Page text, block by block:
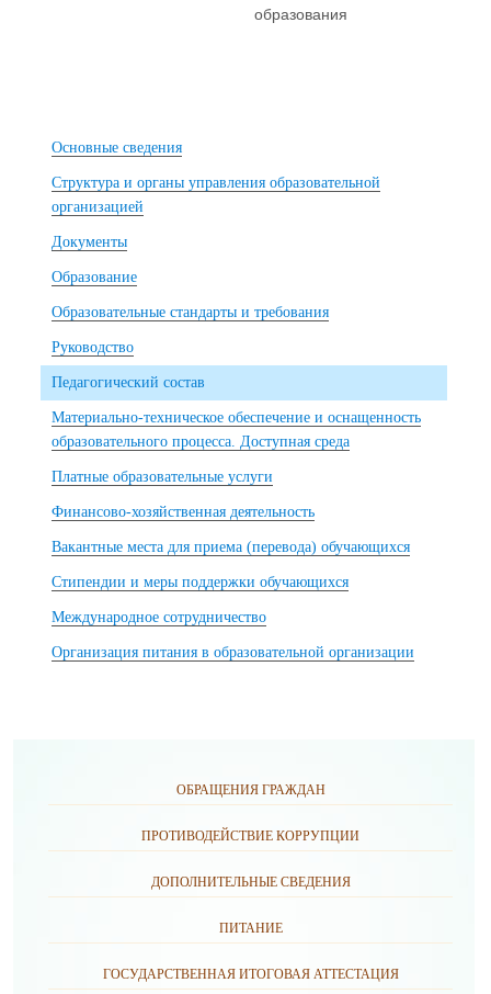
образования
Основные сведения
Структура и органы управления образовательной
организацией
Документы
Образование
Образовательные стандарты и требования
Руководство
Педагогический состав
Материально-техническое обеспечение и оснащенность
образовательного процесса. Доступная среда
Платные образовательные услуги
Финансово-хозяйственная деятельность
Вакантные места для приема (перевода) обучающихся
Стипендии и меры поддержки обучающихся
Международное сотрудничество
Организация питания в образовательной организации
ОБРАЩЕНИЯ ГРАЖДАН
ПРОТИВОДЕЙСТВИЕ КОРРУПЦИИ
ДОПОЛНИТЕЛЬНЫЕ СВЕДЕНИЯ
ПИТАНИЕ
ГОСУДАРСТВЕННАЯ ИТОГОВАЯ АТТЕСТАЦИЯ